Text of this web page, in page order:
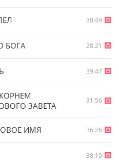
30:49
БОГА 28:21
39:47
ЗАВЕТА
31:56
ИМЯ 36:26
38:10